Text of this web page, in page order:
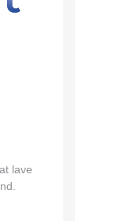
lave